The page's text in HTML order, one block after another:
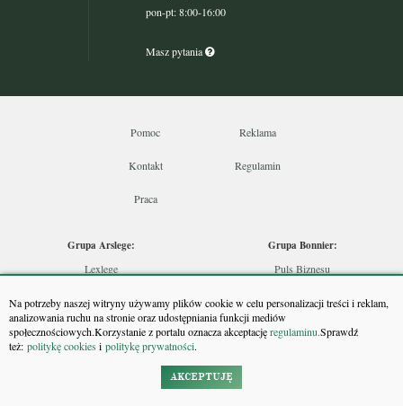
Na potrzeby naszej witryny używamy plików cookie w celu personalizacji treści i reklam,
analizowania ruchu na stronie oraz udostępniania funkcji mediów
społecznościowych.Korzystanie z portalu oznacza akceptacjęregulaminu.Sprawdź
też: politykę cookiesi politykę prywatności.
AKCEPTUJĘ
pon-pt: 8:00-16:00
Masz pytania
Pomoc Reklama
Kontakt Regulamin
Praca
Grupa Arslege:
Lexlege
Skarbowcy
Urzędnik
Rzeczoznawca
Grupa Bonnier:
Puls Biznesu
Puls Medycyny
Monitor Firm